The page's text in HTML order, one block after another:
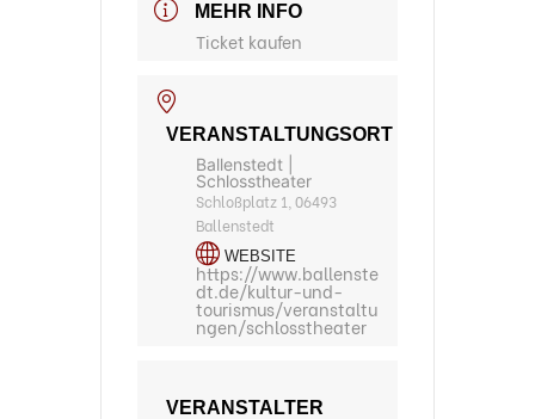
MEHR INFO
Ticket kaufen
VERANSTALTUNGSORT
Ballenstedt |
Schlosstheater
Schloßplatz 1, 06493
Ballenstedt
WEBSITE
https://www.ballenste
dt.de/kultur-und-
tourismus/veranstaltu
ngen/schlosstheater
VERANSTALTER